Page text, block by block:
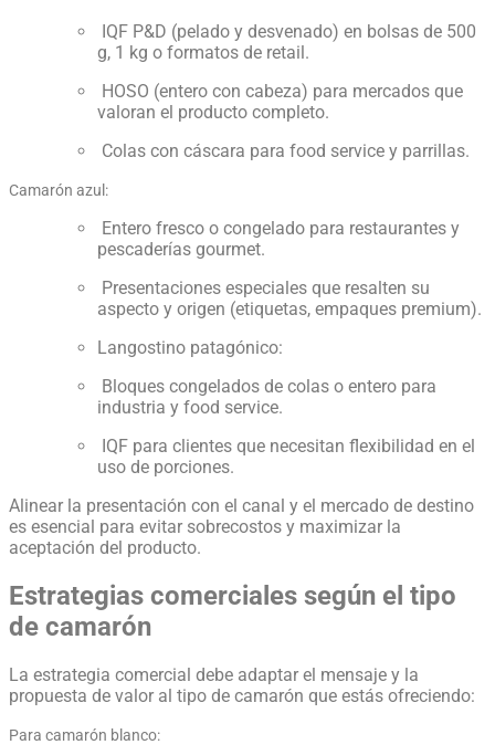
IQF P&D (pelado y desvenado) en bolsas de 500
g, 1 kg o formatos de retail.
HOSO (entero con cabeza) para mercados que
valoran el producto completo.
Colas con cáscara para food service y parrillas.
Camarón azul:
Entero fresco o congelado para restaurantes y
pescaderías gourmet.
Presentaciones especiales que resalten su
aspecto y origen (etiquetas, empaques premium).
Langostino patagónico:
Bloques congelados de colas o entero para
industria y food service.
IQF para clientes que necesitan flexibilidad en el
uso de porciones.
Alinear la presentación con el canal y el mercado de destino
es esencial para evitar sobrecostos y maximizar la
aceptación del producto.
Estrategias comerciales según el tipo
de camarón
La estrategia comercial debe adaptar el mensaje y la
propuesta de valor al tipo de camarón que estás ofreciendo:
Para camarón blanco: